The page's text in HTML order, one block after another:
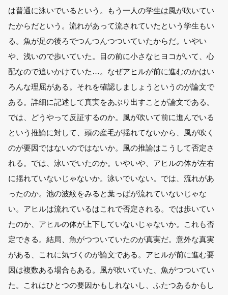
は普通に泳いでいるという。もう一人の学生は風が吹いてい
たからだという。流れがあって流されていたという学生もい
る。魚が足の後ろでつんつんつついていたからだ。いやい
や、浅いので歩いていた。目の前に小さなヒヨコがいて、心
配なので追いかけていた…。なぜアヒルが前に進むのかはい
ろんな理屈がある。それを確認しましょうというのが論文で
ある。詳細に記述して真実をあぶり出すことが論文である。
では、どうやって反証するのか。風が吹いて前に進んでいる
という推論に対して、頭の産毛が揺れてないから、風が吹く
のが要因ではないのではないか。風の推論はこうして否定さ
れる。では、泳いでいたのか。いやいや、アヒルの体が左右
に揺れていないじゃないか。泳いでいない。では、流れがあ
ったのか。池の波紋をみると葉っぱが流れていないじゃな
い。アヒルは流れているはこれで否定される。では歩いてい
たのか、アヒルの体が上下していないじゃないか。これも否
定できる。結局、魚がつついていたのが真実だ。意外な真実
がある、これに気づくのが論文である。アヒルが前に進む要
因は複数ある場合もある。風が吹いていた、魚がつついてい
た。これはひとつの要因かもしれないし、ふたつあるかもし